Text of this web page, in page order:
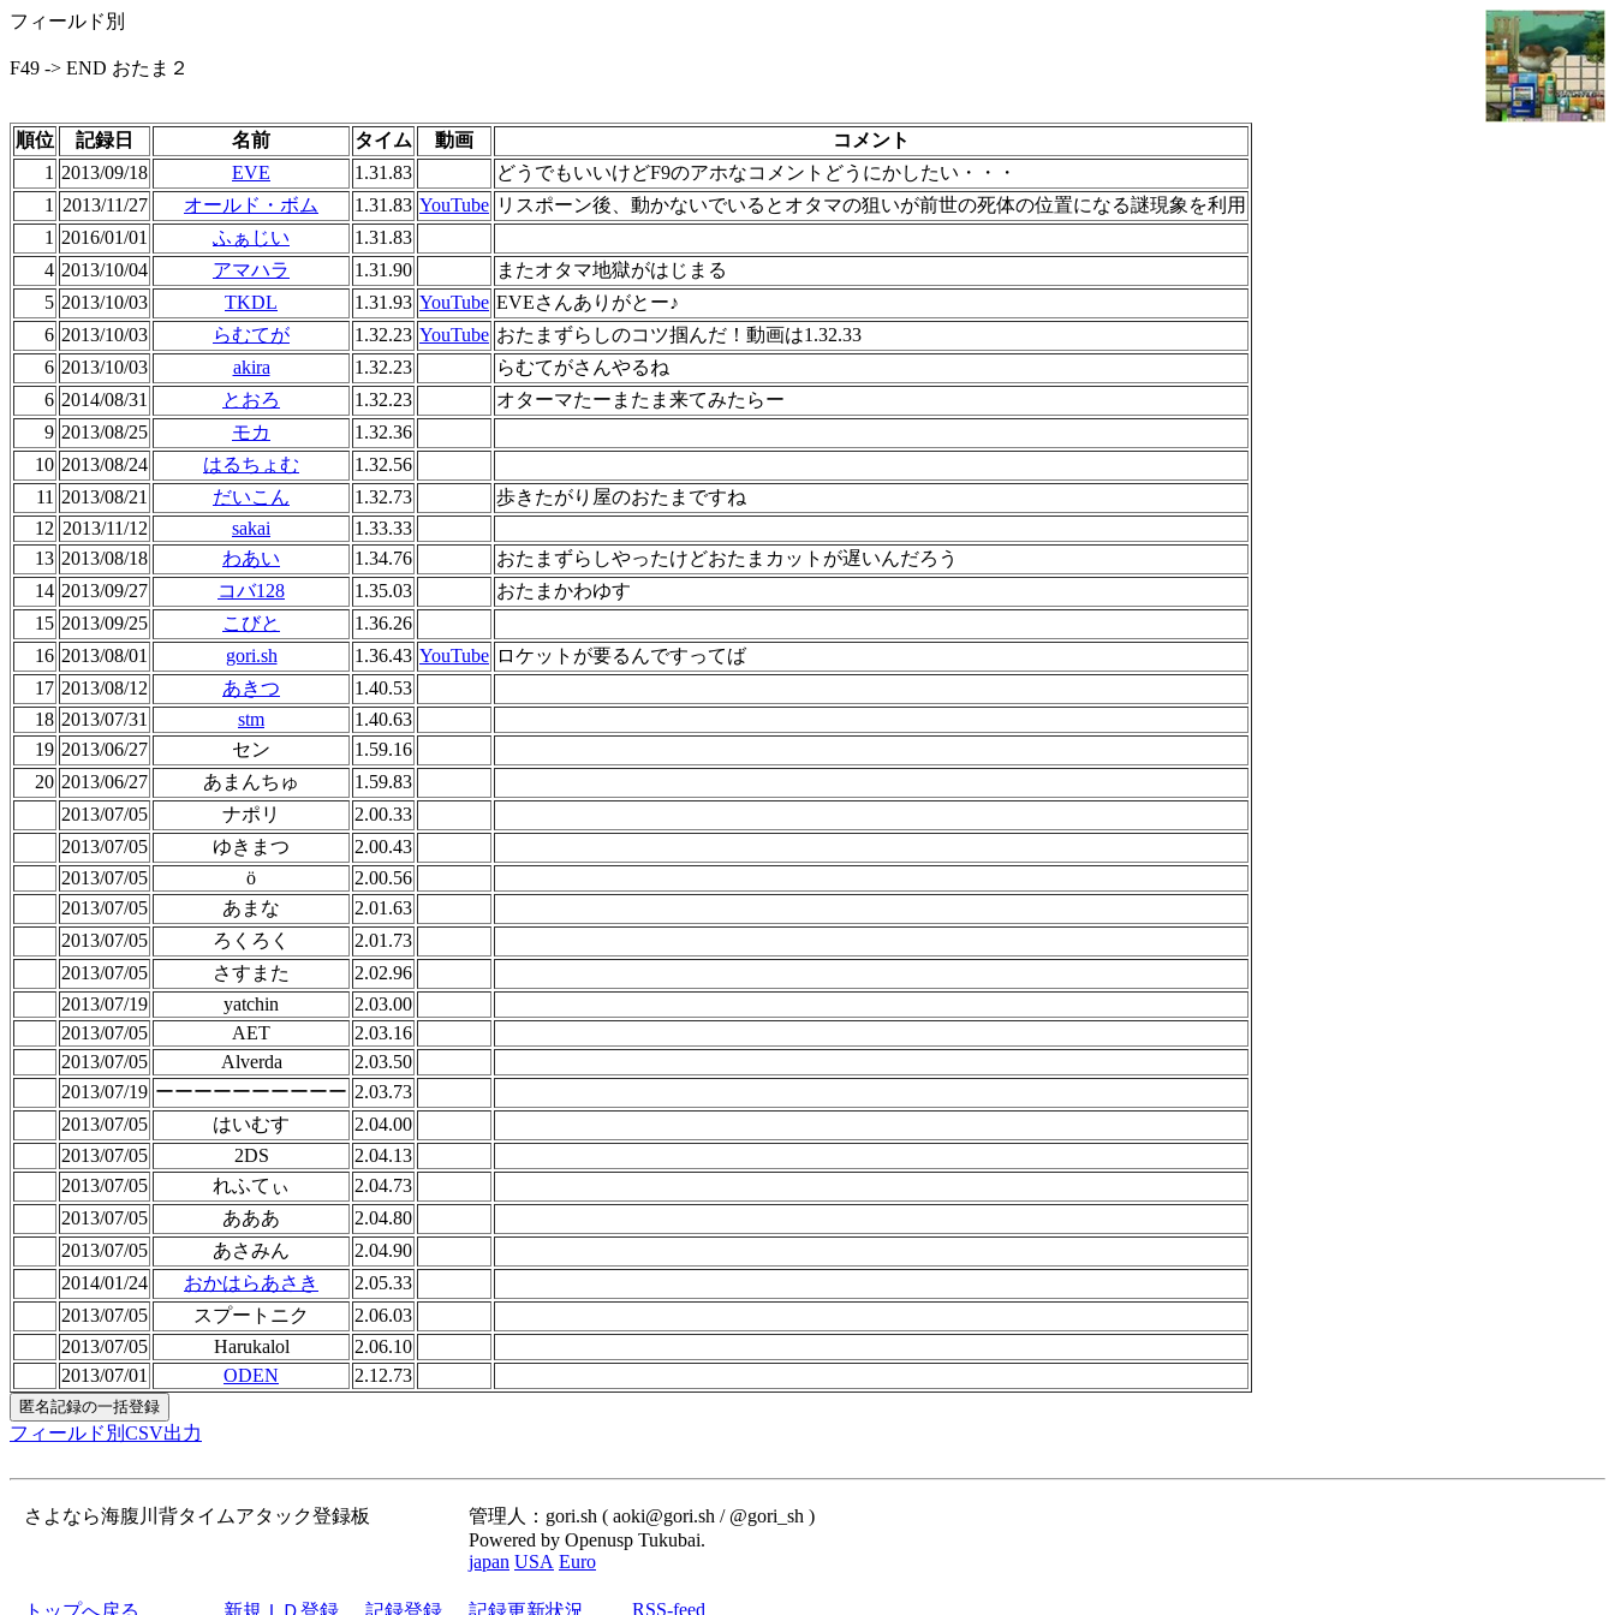
フィールド別
F49 -> END おたま２
順位 記録日 名前 タイム 動画
コメント
1 2013/09/18 EVE 1.31.83
どうでもいいけどF9のアホなコメントどうにかしたい・・・
1
2013/11/27 オールド・ボム 1.31.83 YouTube リスポーン後、動かないでいるとオタマの狙いが前世の死体の位置になる謎現象を利用
1 2016/01/01 ふぁじい
1.31.83
4 2013/10/04 アマハラ 1.31.90
またオタマ地獄がはじまる
5 2013/10/03 TKDL 1.31.93 YouTube EVEさんありがとー♪
6 2013/10/03 らむてが 1.32.23 YouTube おたまずらしのコツ掴んだ！動画は1.32.33
6 2013/10/03 akira 1.32.23
らむてがさんやるね
6 2014/08/31 とおろ 1.32.23
オターマたーまたま来てみたらー
9 2013/08/25 モカ
1.32.36
10 2013/08/24 はるちょむ
1.32.56
11 2013/08/21 だいこん 1.32.73
歩きたがり屋のおたまですね
12 2013/11/12 sakai
1.33.33
13 2013/08/18 わあい 1.34.76
おたまずらしやったけどおたまカットが遅いんだろう
14 2013/09/27 コバ128 1.35.03
おたまかわゆす
15 2013/09/25 こびと
1.36.26
16 2013/08/01 gori.sh 1.36.43 YouTube ロケットが要るんですってば
17 2013/08/12 あきつ
1.40.53
18 2013/07/31 stm
1.40.63
19 2013/06/27 セン
1.59.16
20 2013/06/27 あまんちゅ
1.59.83
2013/07/05
ナポリ
2.00.33
2013/07/05
ゆきまつ
2.00.43
2013/07/05
ö
2.00.56
2013/07/05
あまな
2.01.63
2013/07/05
ろくろく
2.01.73
2013/07/05
さすまた
2.02.96
2013/07/19
yatchin
2.03.00
2013/07/05
AET
2.03.16
2013/07/05
Alverda
2.03.50
2013/07/19 ーーーーーーーーーー 2.03.73
2013/07/05
はいむす
2.04.00
2013/07/05
2DS
2.04.13
2013/07/05
れふてぃ
2.04.73
2013/07/05
あああ
2.04.80
2013/07/05
あさみん
2.04.90
2014/01/24
おかはらあさき
2.05.33
2013/07/05
スプートニク
2.06.03
2013/07/05
Harukalol
2.06.10
2013/07/01
ODEN 2.12.73
フィールド別CSV出力
さよなら海腹川背タイムアタック登録板
管理人：gori.sh ( aoki@gori.sh / @gori_sh )
Powered by Openusp Tukubai.
japan USA Euro
トップへ戻る 新規ＩＤ登録 記録登録 記録更新状況 RSS-feed